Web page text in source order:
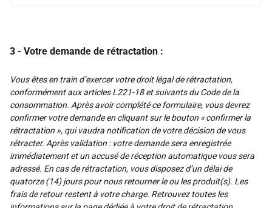
3 - Votre demande de rétractation :
Vous êtes en train d’exercer votre droit légal de rétractation,
conformément aux articles L221-18 et suivants du Code de la
consommation. Après avoir complété ce formulaire, vous devrez
confirmer votre demande en cliquant sur le bouton « confirmer la
rétractation », qui vaudra notification de votre décision de vous
rétracter. Après validation : votre demande sera enregistrée
immédiatement et un accusé de réception automatique vous sera
adressé. En cas de rétractation, vous disposez d’un délai de
quatorze (14) jours pour nous retourner le ou les produit(s). Les
frais de retour restent à votre charge. Retrouvez toutes les